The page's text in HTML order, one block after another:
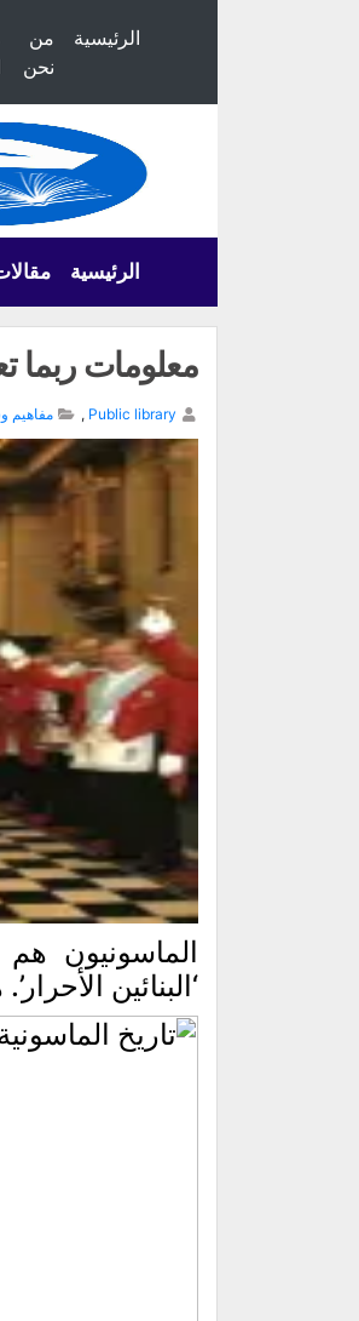
الرئيسية
من
نحن
الرئيسية
معلومات ربما
Public library
, مفاهيم
الماسونيون
‘البنائين الأحرار’. هناك حوالي 5